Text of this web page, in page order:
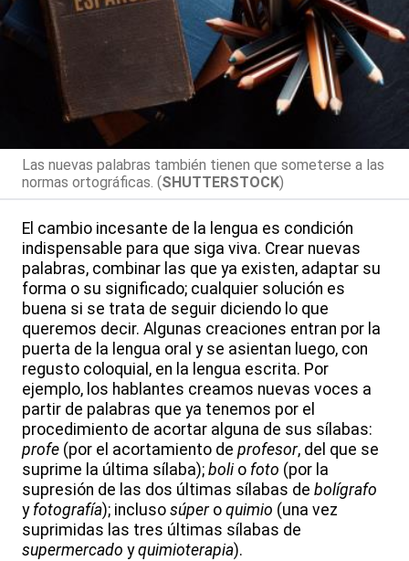
Las nuevas palabras también tienen que someterse a las
normas ortográficas. (SHUTTERSTOCK)
El cambio incesante de la lengua es condición
indispensable para que siga viva. Crear nuevas
palabras, combinar las que ya existen, adaptar su
forma o su significado; cualquier solución es
buena si se trata de seguir diciendo lo que
queremos decir. Algunas creaciones entran por la
puerta de la lengua oral y se asientan luego, con
regusto coloquial, en la lengua escrita. Por
ejemplo, los hablantes creamos nuevas voces a
partir de palabras que ya tenemos por el
procedimiento de acortar alguna de sus sílabas:
profe (por el acortamiento de profesor, del que se
suprime la última sílaba); boli o foto (por la
supresión de las dos últimas sílabas de bolígrafo
y fotografía); incluso súpero quimio (una vez
suprimidas las tres últimas sílabas de
supermercado yquimioterapia).